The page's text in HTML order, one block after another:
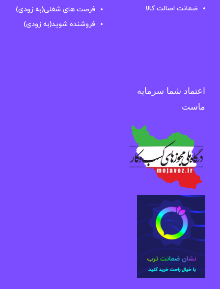
ضمانت اصالت کالا
فرصت های شغلی(به زودی)
فروشنده شوید(به زودی)
اعتماد شما سرمایه
ماست